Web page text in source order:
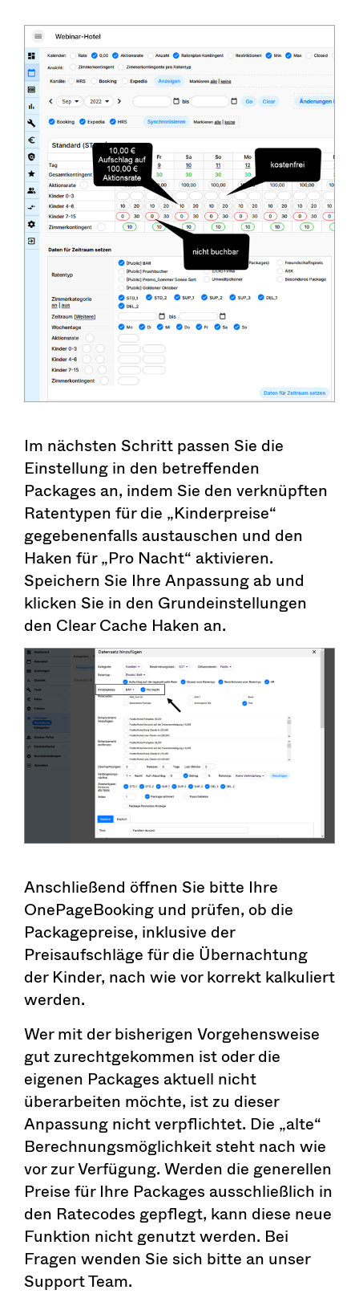
Im nächsten Schritt passen Sie die
Einstellung in den betreffenden
Packages an, indem Sie den verknüpften
Ratentypen für die „Kinderpreise“
gegebenenfalls austauschen und den
Haken für „Pro Nacht“ aktivieren.
Speichern Sie Ihre Anpassung ab und
klicken Sie in den Grundeinstellungen
den Clear Cache Haken an.
Anschließend öffnen Sie bitte Ihre
OnePageBooking und prüfen, ob die
Packagepreise, inklusive der
Preisaufschläge für die Übernachtung
der Kinder, nach wie vor korrekt kalkuliert
werden.
Wer mit der bisherigen Vorgehensweise
gut zurechtgekommen ist oder die
eigenen Packages aktuell nicht
überarbeiten möchte, ist zu dieser
Anpassung nicht verpflichtet. Die „alte“
Berechnungsmöglichkeit steht nach wie
vor zur Verfügung. Werden die generellen
Preise für Ihre Packages ausschließlich in
den Ratecodes gepflegt, kann diese neue
Funktion nicht genutzt werden. Bei
Fragen wenden Sie sich bitte an unser
Support Team.